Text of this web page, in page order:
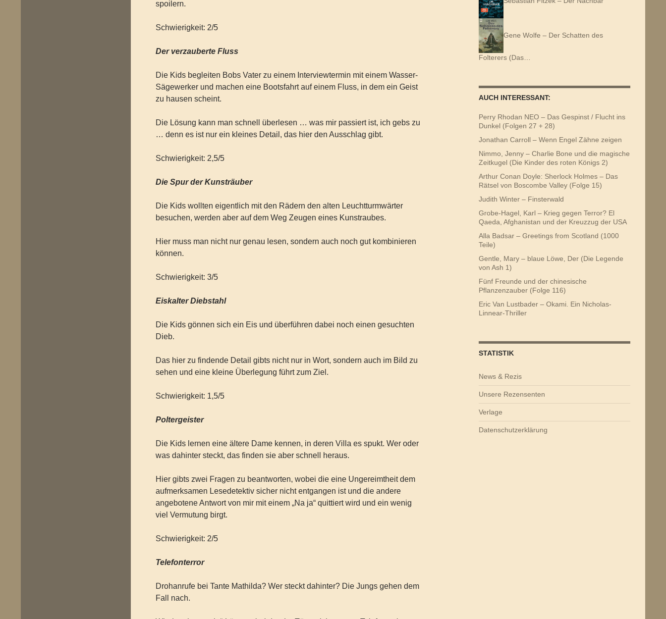
spoilern.
Schwierigkeit: 2/5
Der verzauberte Fluss
Die Kids begleiten Bobs Vater zu einem Interviewtermin mit einem Wasser-
Sägewerker und machen eine Bootsfahrt auf einem Fluss, in dem ein Geist
zu hausen scheint.
Die Lösung kann man schnell überlesen … was mir passiert ist, ich gebs zu
… denn es ist nur ein kleines Detail, das hier den Ausschlag gibt.
Schwierigkeit: 2,5/5
Die Spur der Kunsträuber
Die Kids wollten eigentlich mit den Rädern den alten Leuchtturmwärter
besuchen, werden aber auf dem Weg Zeugen eines Kunstraubes.
Hier muss man nicht nur genau lesen, sondern auch noch gut kombinieren
können.
Schwierigkeit: 3/5
Eiskalter Diebstahl
Die Kids gönnen sich ein Eis und überführen dabei noch einen gesuchten
Dieb.
Das hier zu findende Detail gibts nicht nur in Wort, sondern auch im Bild zu
sehen und eine kleine Überlegung führt zum Ziel.
Schwierigkeit: 1,5/5
Poltergeister
Die Kids lernen eine ältere Dame kennen, in deren Villa es spukt. Wer oder
was dahinter steckt, das finden sie aber schnell heraus.
Hier gibts zwei Fragen zu beantworten, wobei die eine Ungereimtheit dem
aufmerksamen Lesedetektiv sicher nicht entgangen ist und die andere
angebotene Antwort von mir mit einem „Na ja“ quittiert wird und ein wenig
viel Vermutung birgt.
Schwierigkeit: 2/5
Telefonterror
Drohanrufe bei Tante Mathilda? Wer steckt dahinter? Die Jungs gehen dem
Fall nach.
Gene Wolfe – Der Schatten des
Folterers (Das…
AUCH INTERESSANT:
Perry Rhodan NEO – Das Gespinst / Flucht ins
Dunkel (Folgen 27 + 28)
Jonathan Carroll – Wenn Engel Zähne zeigen
Nimmo, Jenny – Charlie Bone und die magische
Zeitkugel (Die Kinder des roten Königs 2)
Arthur Conan Doyle: Sherlock Holmes – Das
Rätsel von Boscombe Valley (Folge 15)
Judith Winter – Finsterwald
Grobe-Hagel, Karl – Krieg gegen Terror? El
Qaeda, Afghanistan und der Kreuzzug der USA
Alla Badsar – Greetings from Scotland (1000
Teile)
Gentle, Mary – blaue Löwe, Der (Die Legende
von Ash 1)
Fünf Freunde und der chinesische
Pflanzenzauber (Folge 116)
Eric Van Lustbader – Okami. Ein Nicholas-
Linnear-Thriller
STATISTIK
News & Rezis
Unsere Rezensenten
Verlage
Datenschutzerklärung